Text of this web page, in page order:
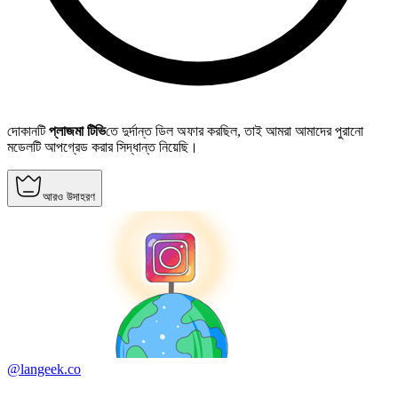
দোকানটিপ্লাজমা টিভিতে দুর্দান্ত ডিল অফার করছিল, তাই আমরা আমাদের পুরানো
মডেলটি আপগ্রেড করার সিদ্ধান্ত নিয়েছি।
আরও উদাহরণ
@langeek.co